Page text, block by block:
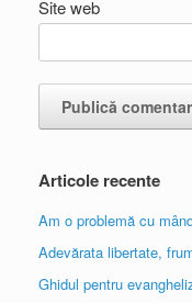
Site web
Articole recente
Am o problemă cu
Adevărata libertate,
Ghidul pentru